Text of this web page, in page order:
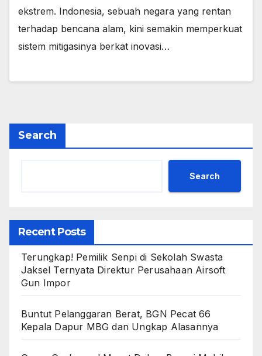
ekstrem. Indonesia, sebuah negara yang rentan
terhadap bencana alam, kini semakin memperkuat
sistem mitigasinya berkat inovasi…
Search
Search
Recent Posts
Terungkap! Pemilik Senpi di Sekolah Swasta
Jaksel Ternyata Direktur Perusahaan Airsoft
Gun Impor
Buntut Pelanggaran Berat, BGN Pecat 66
Kepala Dapur MBG dan Ungkap Alasannya